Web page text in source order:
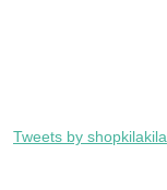
Tweets by shopkilakila